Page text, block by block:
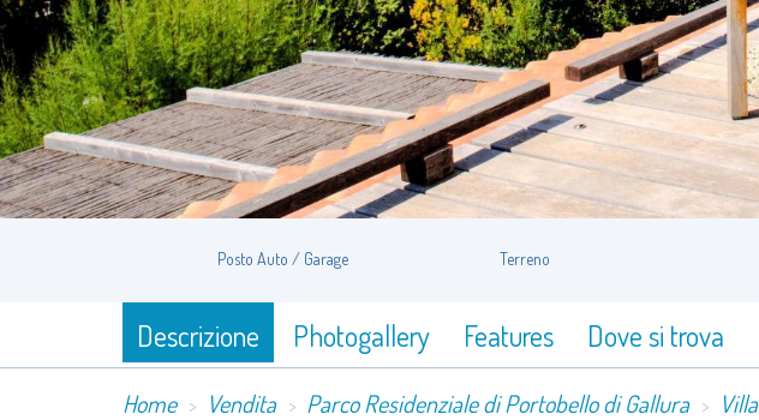
Posto Auto / Garage Terreno
Descrizione Photogallery Features Dove si trova
Home Vendita Parco Residenziale di Portobello di Gallura Villa